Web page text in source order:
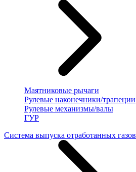
Маятниковые рычаги
Рулевые наконечники/трапеции
Рулевые механизмы/валы
ГУР
Система выпуска отработанных газов